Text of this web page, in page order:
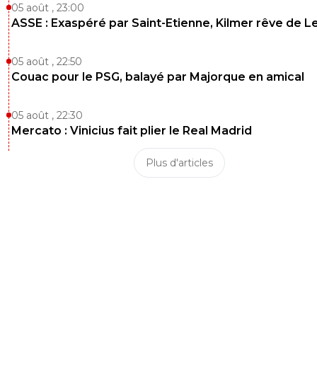
05 août , 23:00
ASSE : Exaspéré par Saint-Etienne, Kilmer rêve de
05 août , 22:50
Couac pour le PSG, balayé par Majorque en amical
05 août , 22:30
Mercato : Vinicius fait plier le Real Madrid
Plus d'articles